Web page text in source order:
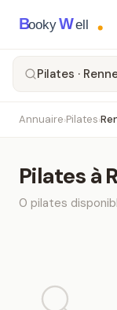
BookyWell
Pilates ·
Annuaire›Pilates›
Pilatesà
0 pilates